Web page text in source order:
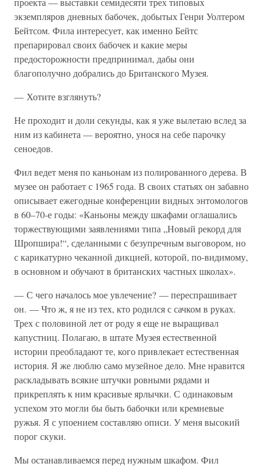
экземпляров дневных бабочек, добытых Генри Уолтером
Бейтсом. Фила интересует, как именно Бейтс
препарировал своих бабочек и какие меры
предосторожности предпринимал, дабы они
благополучно добрались до Британского Музея.
— Хотите взглянуть?
Не проходит и доли секунды, как я уже вылетаю вслед за
ним из кабинета — вероятно, унося на себе парочку
сеноедов.
Фил ведет меня по каньонам из полированного дерева. В
музее он работает с 1965 года. В своих статьях он забавно
описывает ежегодные конференции видных энтомологов
в 60–70-е годы: «Каньоны между шкафами оглашались
торжествующими заявлениями типа „Новый рекорд для
Шропшира!“, сделанными с безупречным выговором, но
с карикатурно чеканной дикцией, которой, по-видимому,
в основном и обучают в британских частных школах».
— С чего началось мое увлечение? — переспрашивает
он. — Что ж, я не из тех, кто родился с сачком в руках.
Трех с половиной лет от роду я еще не выращивал
капустниц. Полагаю, в штате Музея естественной
истории преобладают те, кого привлекает естественная
история. Я же люблю само музейное дело. Мне нравится
раскладывать всякие штучки ровными рядами и
прикреплять к ним красивые ярлычки. С одинаковым
успехом это могли бы быть бабочки или кремневые
ружья. Я с упоением составляю описи. У меня высокий
порог скуки.
Мы останавливаемся перед нужным шкафом. Фил